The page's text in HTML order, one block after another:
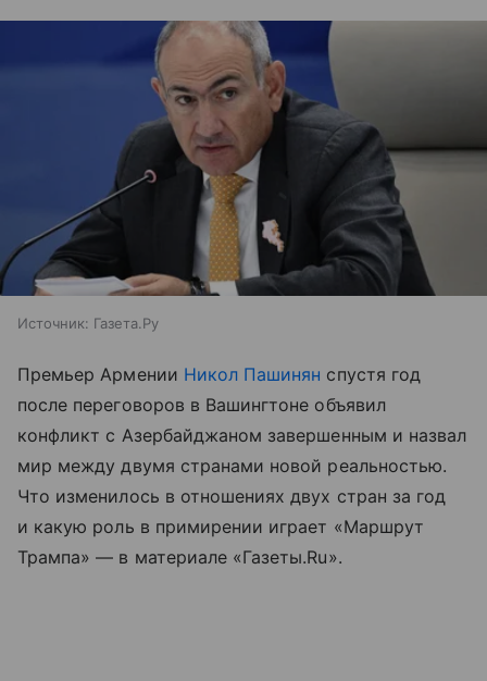
Источник: Газета.Ру
Премьер Армении Никол Пашинян спустя год
после переговоров в Вашингтоне объявил
конфликт с Азербайджаном завершенным и назвал
мир между двумя странами новой реальностью.
Что изменилось в отношениях двух стран за год
и какую роль в примирении играет «Маршрут
Трампа» — в материале «Газеты.Ru».